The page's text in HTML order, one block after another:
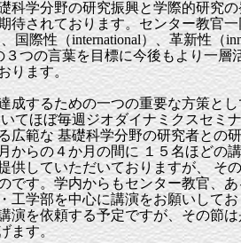
科学分野の研究振興と学際的研究
待されております。センター教官
国際性（international）、革新性（
３つの言葉を目標に今後もより一層
ります。
するための一つの重要な方策とし
てほぼ毎週ジオダイナミクスセミ
広範な 基礎科学分野の研究者との
からの４か月の間に １５名ほどの
供していただいておりますが、 そ
です。学内からもセンター教官、
工学部を中心に講演をお願いして
演を依頼する予定ですが、その節
ます。